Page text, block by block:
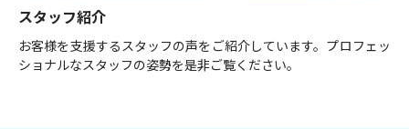
スタッフ紹介
お客様を支援するスタッフの声をご紹介しています。プロフェッ
ショナルなスタッフの姿勢を是非ご覧ください。